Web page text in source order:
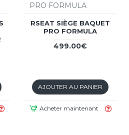
PRO FORMULA
RSEAT SIÈGE BAQUET
PRO FORMULA
499.00€
AJOUTER AU PANIER
Acheter maintenant